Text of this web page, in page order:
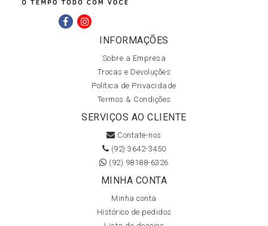
INFORMAÇÕES
Sobre a Empresa
Trocas e Devoluções
Política de Privacidade
Termos & Condições
SERVIÇOS AO CLIENTE
Contate-nos
(92) 3642-3450
(92) 98188-6326
MINHA CONTA
Minha conta
Histórico de pedidos